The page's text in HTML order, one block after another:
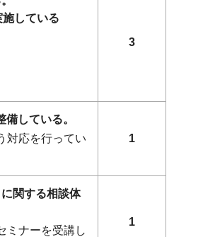
している
3
している。
対応を行ってい
1
関する相談体
ミナーを受講し
1